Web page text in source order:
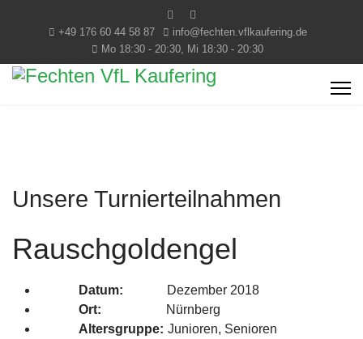
+49 176 60 44 58 87
info@fechten.vflkaufering.de
Mo 18:30 - 20:30, Mi 18:30 - 20:30
Unsere Turnierteilnahmen
Rauschgoldengel
Datum:
Dezember 2018
Ort:
Nürnberg
Altersgruppe: Junioren, Senioren